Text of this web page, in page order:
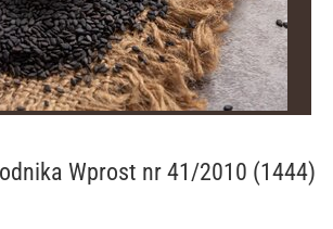
Wprost nr 41/2010 (1444)